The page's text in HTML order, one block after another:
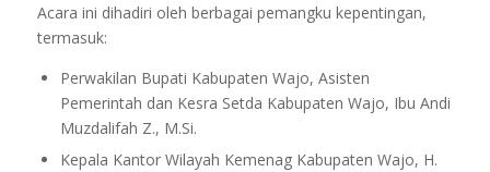
Acara ini dihadiri oleh berbagai pemangku kepentingan,
termasuk:
Perwakilan Bupati Kabupaten Wajo, Asisten
Pemerintah dan Kesra Setda Kabupaten Wajo, Ibu Andi
Muzdalifah Z., M.Si.
Kepala Kantor Wilayah Kemenag Kabupaten Wajo, H.